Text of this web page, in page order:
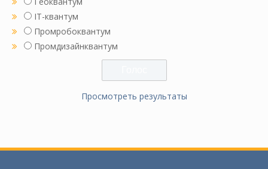
IT-квантум
Промробоквантум
Промдизайнквантум
Просмотреть результаты